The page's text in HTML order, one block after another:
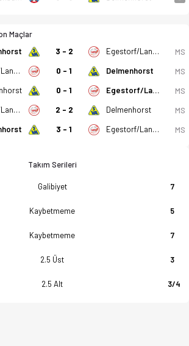
Maçlar
3 - 2 Egestorf/Langreder MS
Egestorf/Langreder 0 - 1 Delmenhorst MS
0 - 1 Egestorf/Langreder MS
Egestorf/Langreder 2 - 2 Delmenhorst MS
3 - 1 Egestorf/Langreder MS
Takım Serileri
Galibiyet 7
Kaybetmeme 5
Kaybetmeme 7
2.5 Üst 3
2.5 Alt 3/4